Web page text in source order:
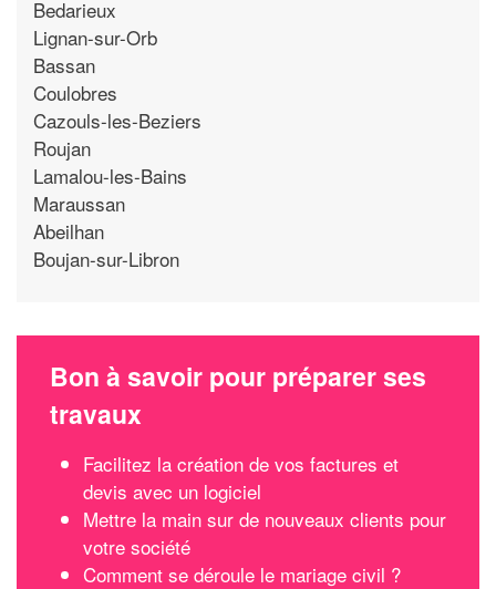
Bedarieux
Lignan-sur-Orb
Bassan
Coulobres
Cazouls-les-Beziers
Roujan
Lamalou-les-Bains
Maraussan
Abeilhan
Boujan-sur-Libron
Bon à savoir pour préparer ses
travaux
Facilitez la création de vos factures et
devis avec un logiciel
Mettre la main sur de nouveaux clients pour
votre société
Comment se déroule le mariage civil ?